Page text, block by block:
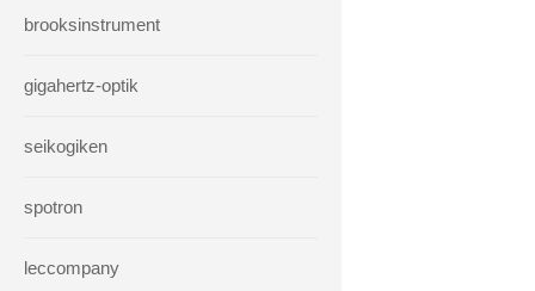
brooksinstrument
gigahertz-optik
seikogiken
spotron
leccompany